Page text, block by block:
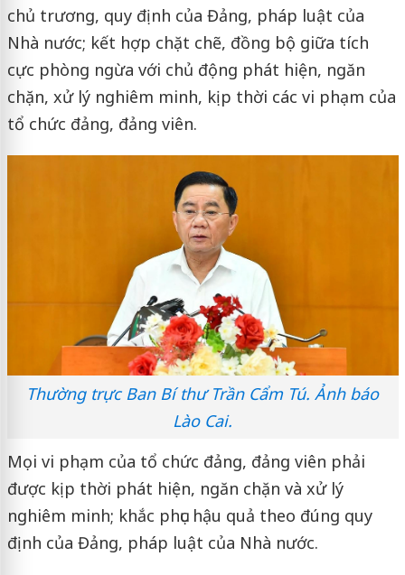
chủ trương, quy định của Đảng, pháp luật của
Nhà nước; kết hợp chặt chẽ, đồng bộ giữa tích
cực phòng ngừa với chủ động phát hiện, ngăn
chặn, xử lý nghiêm minh, kịp thời các vi phạm của
tổ chức đảng, đảng viên.
Thường trực Ban Bí thư Trần Cẩm Tú. Ảnh báo
Lào Cai.
Mọi vi phạm của tổ chức đảng, đảng viên phải
được kịp thời phát hiện, ngăn chặn và xử lý
nghiêm minh; khắc phục hậu quả theo đúng quy
định của Đảng, pháp luật của Nhà nước.